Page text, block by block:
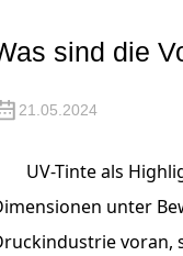
sind die
21.05.2024
UV-Tinte als
unter
voran,